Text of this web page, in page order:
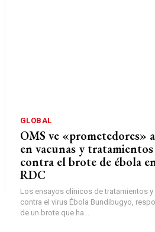
GLOBAL
OMS ve «prometedores»
en vacunas y tratamientos
contra el brote de ébola
RDC
Los ensayos clínicos de tratamientos y
contra el virus Ébola Bundibugyo,
de un brote que ha...